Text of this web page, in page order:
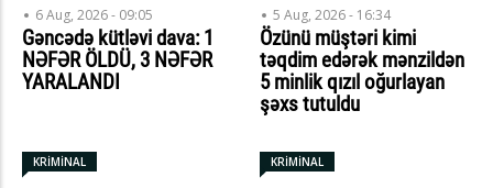
6 Aug, 2026 - 09:05
Gəncədə kütləvi dava: 1
NƏFƏR ÖLDÜ, 3 NƏFƏR
YARALANDI
5 Aug, 2026 - 16:34
Özünü müştəri kimi
təqdim edərək mənzildən
5 minlik qızıl oğurlayan
şəxs tutuldu
KRİMİNAL KRİMİNAL